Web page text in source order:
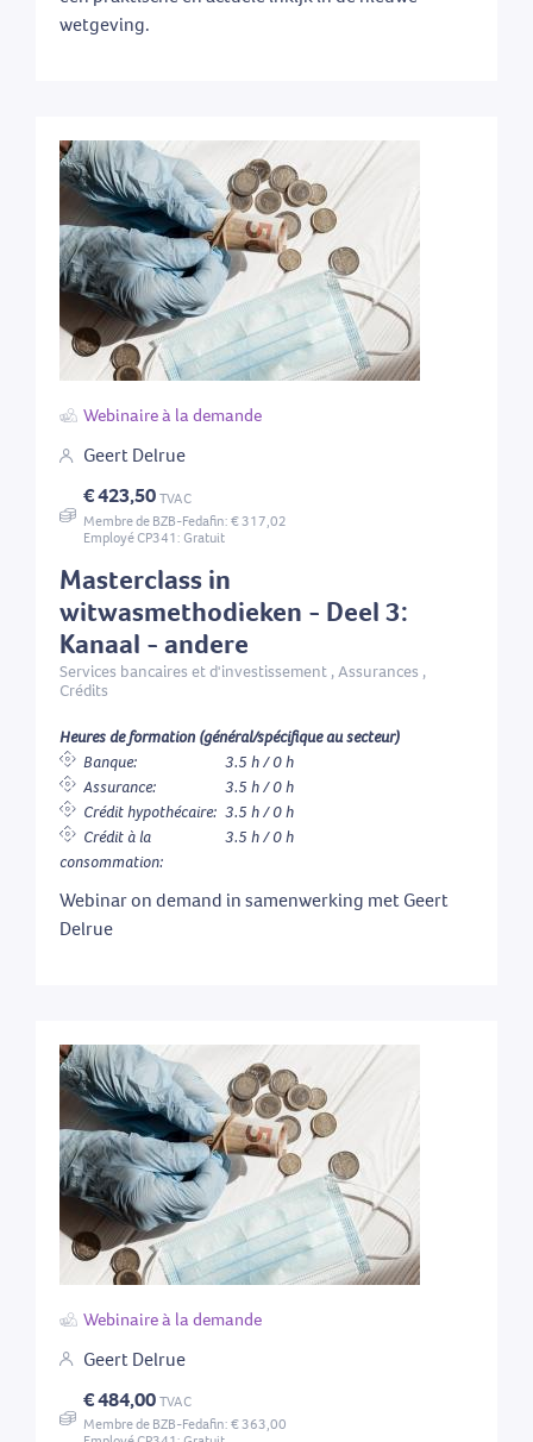
wetgeving.
Masterclass in
witwasmethodieken - Deel 3:
Kanaal - andere
Services bancaires et d'investissement , Assurances ,
Crédits
Heures de formation (général/spécifique au secteur)
Banque:
3.5 h / 0 h
Assurance:
3.5 h / 0 h
Crédit hypothécaire: 3.5 h / 0 h
Crédit à la
consommation:
3.5 h / 0 h
Webinar on demand in samenwerking met Geert
Delrue
Webinaire à la demande
Geert Delrue
€ 423,50TVAC
Membre de BZB-Fedafin: € 317,02
Employé CP341: Gratuit
Webinaire à la demande
Geert Delrue
€ 484,00TVAC
Membre de BZB-Fedafin: € 363,00